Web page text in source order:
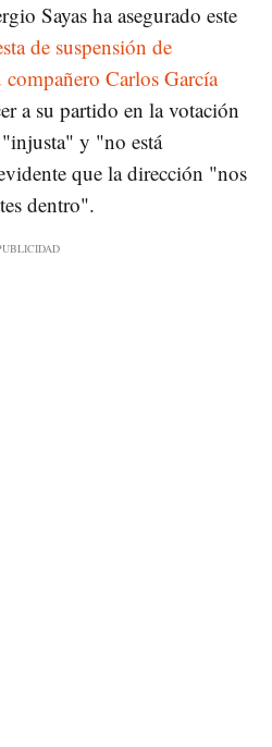
Sayas ha asegurado este
de suspensión de
Carlos García
a su partido en la votación
y "no está
que la dirección "nos
dentro".